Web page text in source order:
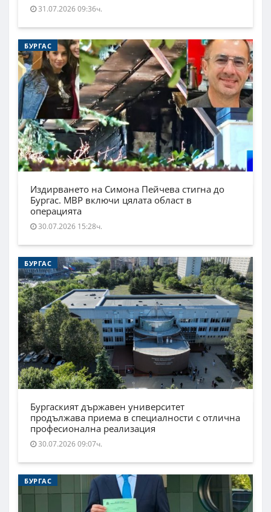
31.07.2026 09:36ч.
БУРГАС
Издирването на Симона Пейчева стигна до
Бургас. МВР включи цялата област в
операцията
30.07.2026 15:28ч.
БУРГАС
Бургаският държавен университет
продължава приема в специалности с отлична
професионална реализация
30.07.2026 09:07ч.
БУРГАС